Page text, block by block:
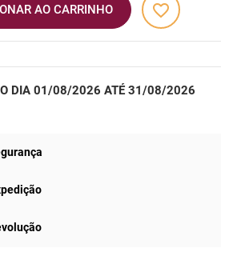
AO CARRINHO favorite_border
DIA 01/08/2026 ATÉ 31/08/2026